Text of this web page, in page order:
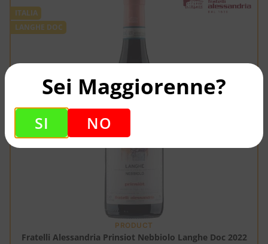
ITALIA
LANGHE DOC
PRODUCT
Fratelli Alessandria Prinsiot Nebbiolo Langhe Doc 2022
Sei Maggiorenne?
SI NO